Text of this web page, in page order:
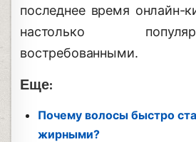
последнее время онлайн-
настолько
востребованными.
Еще:
Почему волосы быстро
жирными?